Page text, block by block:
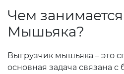
Чем
Мышьяка?
Выгрузчик мышьяка – это
основная задача связана